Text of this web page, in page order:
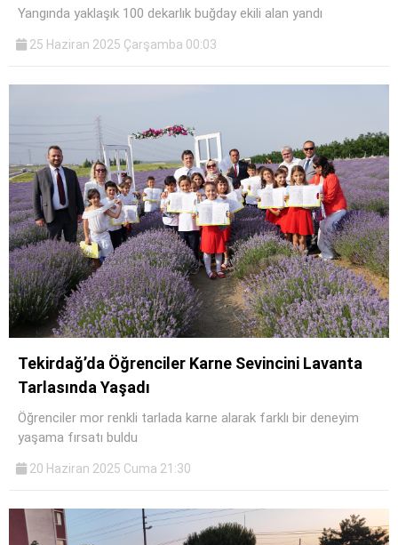
Yangında yaklaşık 100 dekarlık buğday ekili alan yandı
25 Haziran 2025 Çarşamba 00:03
Tekirdağ’da Öğrenciler Karne Sevincini Lavanta
Tarlasında Yaşadı
Öğrenciler mor renkli tarlada karne alarak farklı bir deneyim
yaşama fırsatı buldu
20 Haziran 2025 Cuma 21:30